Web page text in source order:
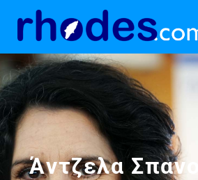
Άντζελα